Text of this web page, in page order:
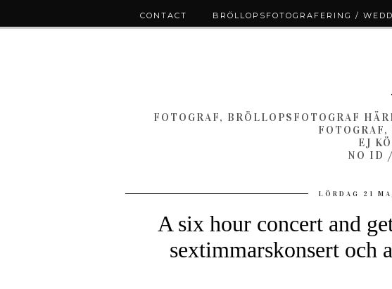
FOTOGRAF, BRÖLLOPSFOTOGRAF
EJ
NO ID
LÖRDAG 21
A six hour concert and
sextimmarskonsert och
CONTACT BRÖLLOPSFOTOGRAFERING /